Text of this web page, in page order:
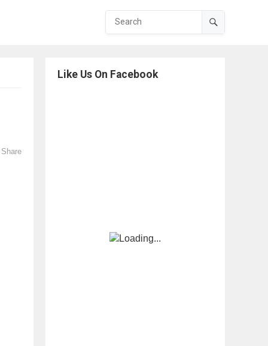
Share
Like Us On Facebook